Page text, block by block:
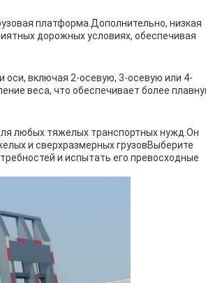
платформа.Дополнительно, низкая
дорожных условиях, обеспечивая
включая 2-осевую, 3-осевую или 4-
веса, что обеспечивает более
любых тяжелых транспортных нужд.Он
и сверхразмерных грузовВыберите
и испытать его превосходные